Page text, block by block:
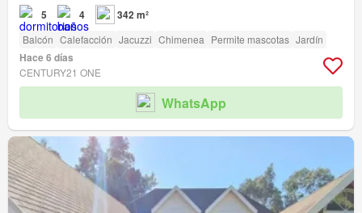
5 4 342 m²
Balcón Calefacción Jacuzzi Chimenea Permite mascotas Jardín
Hace 6 días
CENTURY21 ONE
WhatsApp